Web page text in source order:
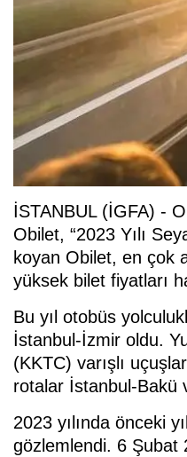
İSTANBUL (İGFA) -
Obilet, “2023 Yılı
koyan Obilet, en çok
yüksek bilet fiyatları
Bu yıl otobüs
İstanbul-İzmir oldu.
(KKTC) varışlı
rotalar İstanbul-Bakü
2023 yılında önceki
gözlemlendi. 6 Şubat